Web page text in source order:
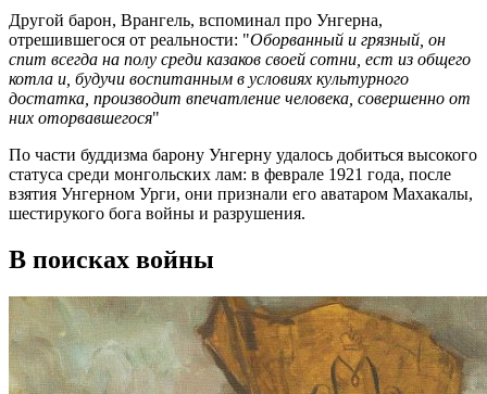
Другой барон, Врангель, вспоминал про Унгерна,
отрешившегося от реальности: "Оборванный и грязный, он
спит всегда на полу среди казаков своей сотни, ест из общего
котла и, будучи воспитанным в условиях культурного
достатка, производит впечатление человека, совершенно от
них оторвавшегося"
По части буддизма барону Унгерну удалось добиться высокого
статуса среди монгольских лам: в феврале 1921 года, после
взятия Унгерном Урги, они признали его аватаром Махакалы,
шестирукого бога войны и разрушения.
В поисках войны